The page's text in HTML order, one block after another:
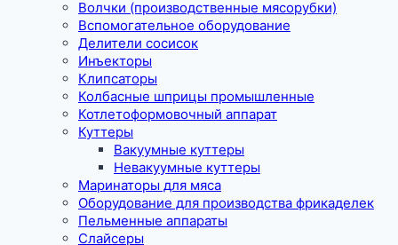
Волчки (производственные мясорубки)
Вспомогательное оборудование
Делители сосисок
Инъекторы
Клипсаторы
Колбасные шприцы промышленные
Котлетоформовочный аппарат
Куттеры
Вакуумные куттеры
Невакуумные куттеры
Маринаторы для мяса
Оборудование для производства фрикаделек
Пельменные аппараты
Слайсеры